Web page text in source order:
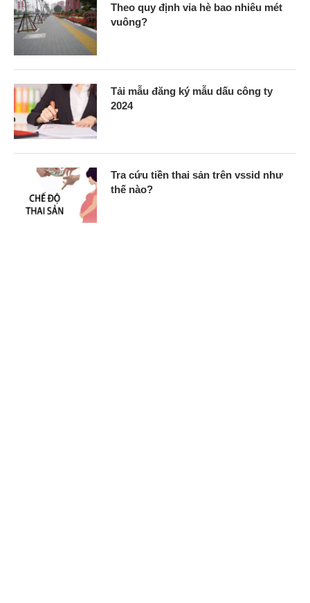
Theo quy định vỉa hè bao nhiêu mét
vuông?
Tải mẫu đăng ký mẫu dấu công ty
2024
Tra cứu tiền thai sản trên vssid như
thế nào?